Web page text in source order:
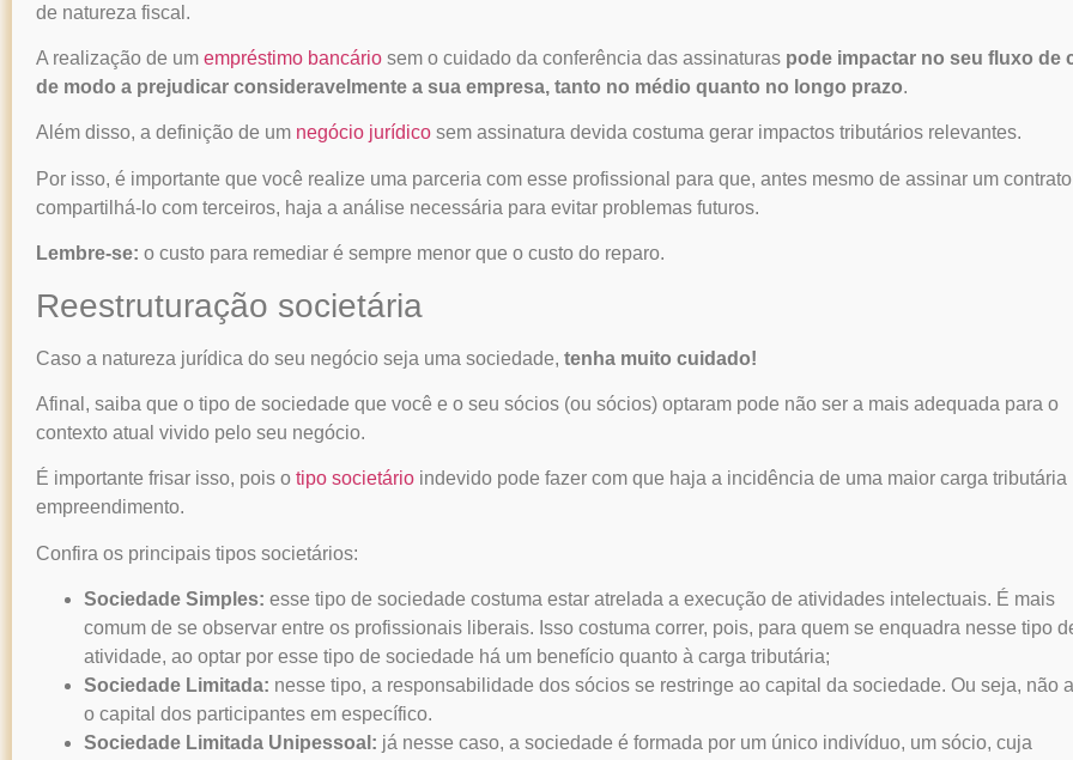
de natureza fiscal.
A realização de um empréstimo bancário sem o cuidado da conferência das assinaturas pode impactar no seu fluxo de
de modo a prejudicar consideravelmente a sua empresa, tanto no médio quanto no longo prazo.
Além disso, a definição de um negócio jurídico sem assinatura devida costuma gerar impactos tributários relevantes.
Por isso, é importante que você realize uma parceria com esse profissional para que, antes mesmo de assinar um
compartilhá-lo com terceiros, haja a análise necessária para evitar problemas futuros.
Lembre-se: o custo para remediar é sempre menor que o custo do reparo.
Reestruturação societária
Caso a natureza jurídica do seu negócio seja uma sociedade, tenha muito cuidado!
Afinal, saiba que o tipo de sociedade que você e o seu sócios (ou sócios) optaram pode não ser a mais adequada para o
contexto atual vivido pelo seu negócio.
É importante frisar isso, pois o tipo societário indevido pode fazer com que haja a incidência de uma maior carga tributária
empreendimento.
Confira os principais tipos societários:
Sociedade Simples: esse tipo de sociedade costuma estar atrelada a execução de atividades intelectuais. É mais
comum de se observar entre os profissionais liberais. Isso costuma correr, pois, para quem se enquadra nesse tipo
atividade, ao optar por esse tipo de sociedade há um benefício quanto à carga tributária;
Sociedade Limitada: nesse tipo, a responsabilidade dos sócios se restringe ao capital da sociedade. Ou seja, não
o capital dos participantes em específico.
Sociedade Limitada Unipessoal: já nesse caso, a sociedade é formada por um único indivíduo, um sócio, cuja